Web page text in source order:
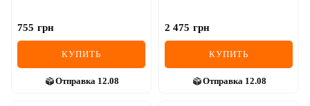
755 грн
КУПИТЬ
Отправка 12.08
2 475 грн
КУПИТЬ
Отправка 12.08